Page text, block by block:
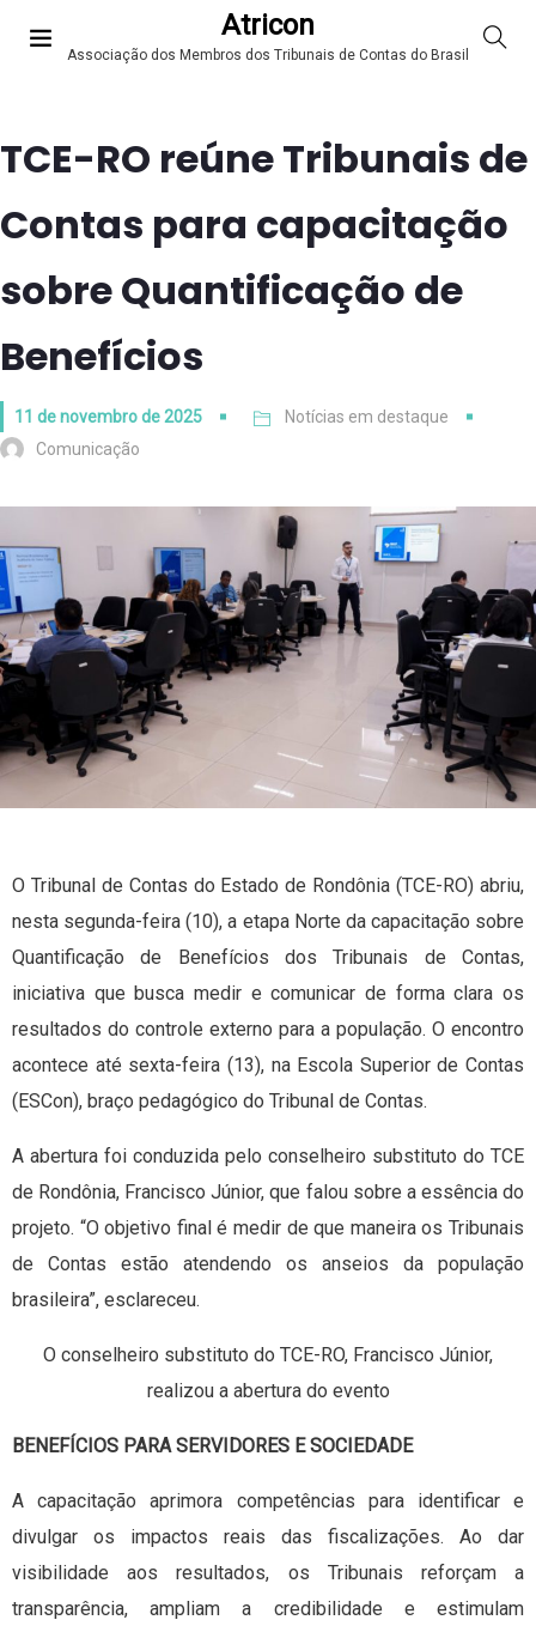
Atricon
Associação dos Membros dos Tribunais de Contas do Brasil
TCE-RO reúne Tribunais de
Contas para capacitação
sobre Quantificação de
Benefícios
11 de novembro de 2025
Notícias em destaque
Comunicação
O Tribunal de Contas do Estado de Rondônia (TCE-RO) abriu,
nesta segunda-feira (10), a etapa Norte da capacitação sobre
Quantificação de Benefícios dos Tribunais de Contas,
iniciativa que busca medir e comunicar de forma clara os
resultados do controle externo para a população. O encontro
acontece até sexta-feira (13), na Escola Superior de Contas
(ESCon), braço pedagógico do Tribunal de Contas.
A abertura foi conduzida pelo conselheiro substituto do TCE
de Rondônia, Francisco Júnior, que falou sobre a essência do
projeto. “O objetivo final é medir de que maneira os Tribunais
de Contas estão atendendo os anseios da população
brasileira”, esclareceu.
O conselheiro substituto do TCE-RO, Francisco Júnior,
realizou a abertura do evento
BENEFÍCIOS PARA SERVIDORES E SOCIEDADE
A capacitação aprimora competências para identificar e
divulgar os impactos reais das fiscalizações. Ao dar
visibilidade aos resultados, os Tribunais reforçam a
transparência, ampliam a credibilidade e estimulam